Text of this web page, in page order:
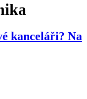
kanceláři? Na